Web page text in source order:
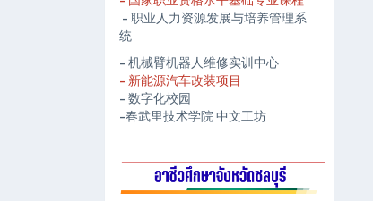
- 春武里技术学院人工智能中心
- 国家职业资格水平基础专业课程
- 职业人力资源发展与培养管理系
统
- 数字化校园
-春武里技术学院 中文工坊